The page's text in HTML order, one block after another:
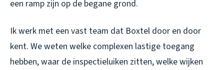
een ramp zijn op de begane grond.
Ik werk met een vast team dat Boxtel door en door
kent. We weten welke complexen lastige toegang
hebben, waar de inspectieluiken zitten, welke wijken